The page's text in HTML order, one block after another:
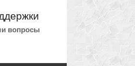
вопросы